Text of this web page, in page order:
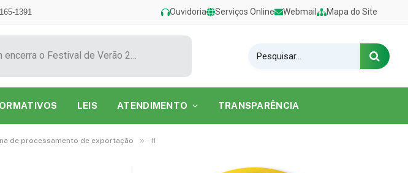
1391 Ouvidoria Serviços Online Webmail Mapa do Site
Show de Tarcísio do Acordeon encerra o Festival de Verão 2026 na Praia do Caripi
LEIS ATENDIMENTO TRANSPARÊNCIA
de processamento de exportação » 11